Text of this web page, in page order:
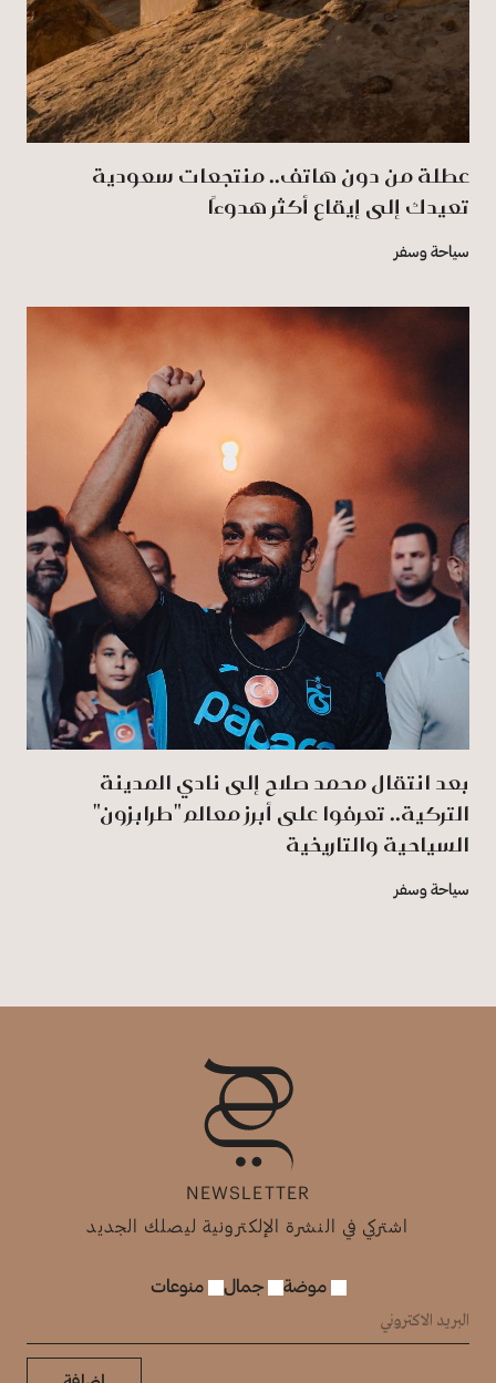
عطلة من دون هاتف.. منتجعات سعودية
تعيدك إلى إيقاع أكثر هدوءًا
سياحة وسفر
بعد انتقال محمد صلاح إلى نادي المدينة
التركية.. تعرفوا على أبرز معالم "طرابزون"
السياحية والتاريخية
سياحة وسفر
NEWSLETTER
اشتركي في النشرة الإلكترونية ليصلك الجديد
موضة جمال منوعات